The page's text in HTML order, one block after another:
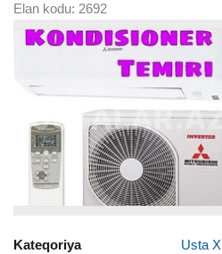
Elan kodu: 2692
Kateqoriya
Usta